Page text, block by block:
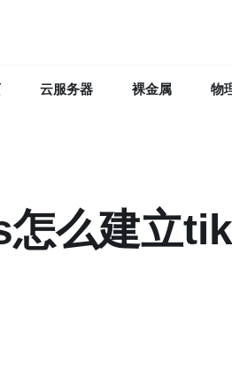
云服务器 裸金属 物
么建立